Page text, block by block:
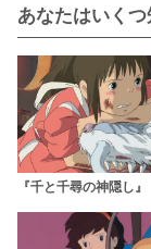
あなたはいく
『千と千尋の神隠し』